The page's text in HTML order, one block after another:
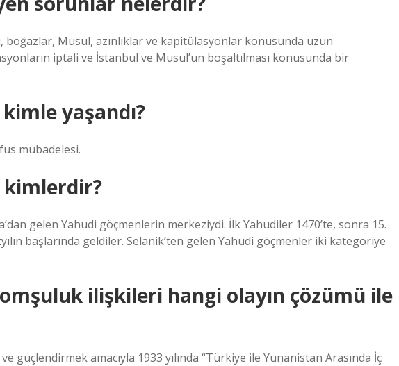
boğazlar, Musul, azınlıklar ve kapitülasyonlar konusunda uzun
iptali ve İstanbul ve Musul’un boşaltılması konusunda bir
yaşandı?
mübadelesi.
kimlerdir?
gelen Yahudi göçmenlerin merkeziydi. İlk Yahudiler 1470’te, sonra 15.
başlarında geldiler. Selanik’ten gelen Yahudi göçmenler iki kategoriye
ilişkileri hangi olayın çözümü ile
güçlendirmek amacıyla 1933 yılında “Türkiye ile Yunanistan Arasında İç